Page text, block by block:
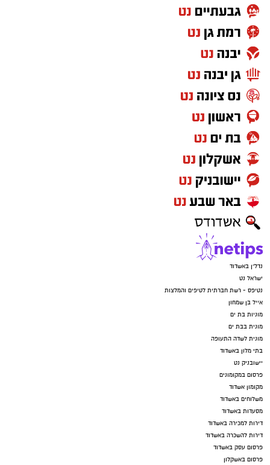
נדל"ן באשדוד
ישראל נט
נטיפס - רשת חברתית לטיפים והמלצות
אייל בן שמחון
מוניות בת ים
מונית בבת ים
מונית לשדה התעופה
בתי מלון באשדוד
יישובניק נט
פרסום במקומונים
מקומון אשדוד
משלוחים באשדוד
מסעדות באשדוד
דירות למכירה באשדוד
דירות להשכרה באשדוד
פרסום עסק באשדוד
פרסום באשקלון